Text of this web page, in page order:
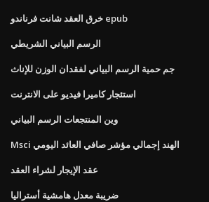
خرق العقد شانت فرناندو epub
الرسم البياني الشريطي
جم حمية الرسم البياني لفقدان الوزن للإناث
استئجار كاميرا فيديو على الانترنت
وين المنتجعات الرسم البياني
Msci الهند إجمالي مؤشر صافي العائد اليومي
عقد الإيجار لشراء العقد
ضريبة معدل هامشية أستراليا